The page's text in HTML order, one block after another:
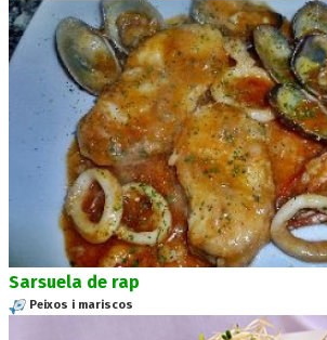
Sarsuela de rap
Peixos i mariscos